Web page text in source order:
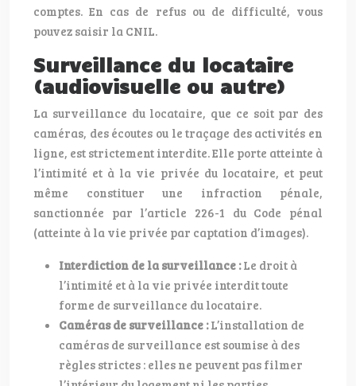
comptes. En cas de refus ou de difficulté, vous
pouvez saisir la CNIL.
Surveillance du locataire
(audiovisuelle ou autre)
La surveillance du locataire, que ce soit par des
caméras, des écoutes ou le traçage des activités en
ligne, est strictement interdite. Elle porte atteinte à
l’intimité et à la vie privée du locataire, et peut
même constituer une infraction pénale,
sanctionnée par l’article 226-1 du Code pénal
(atteinte à la vie privée par captation d’images).
Interdiction de la surveillance :Le droit à
l’intimité et à la vie privée interdit toute
forme de surveillance du locataire.
Caméras de surveillance :L’installation de
caméras de surveillance est soumise à des
règles strictes : elles ne peuvent pas filmer